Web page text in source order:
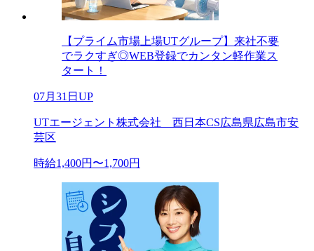
【プライム市場上場UTグループ】来社不要
でラクすぎ◎WEB登録でカンタン軽作業ス
タート！
07月31日UP
UTエージェント株式会社 西日本CS広島県広島市安
芸区
時給1,400円〜1,700円